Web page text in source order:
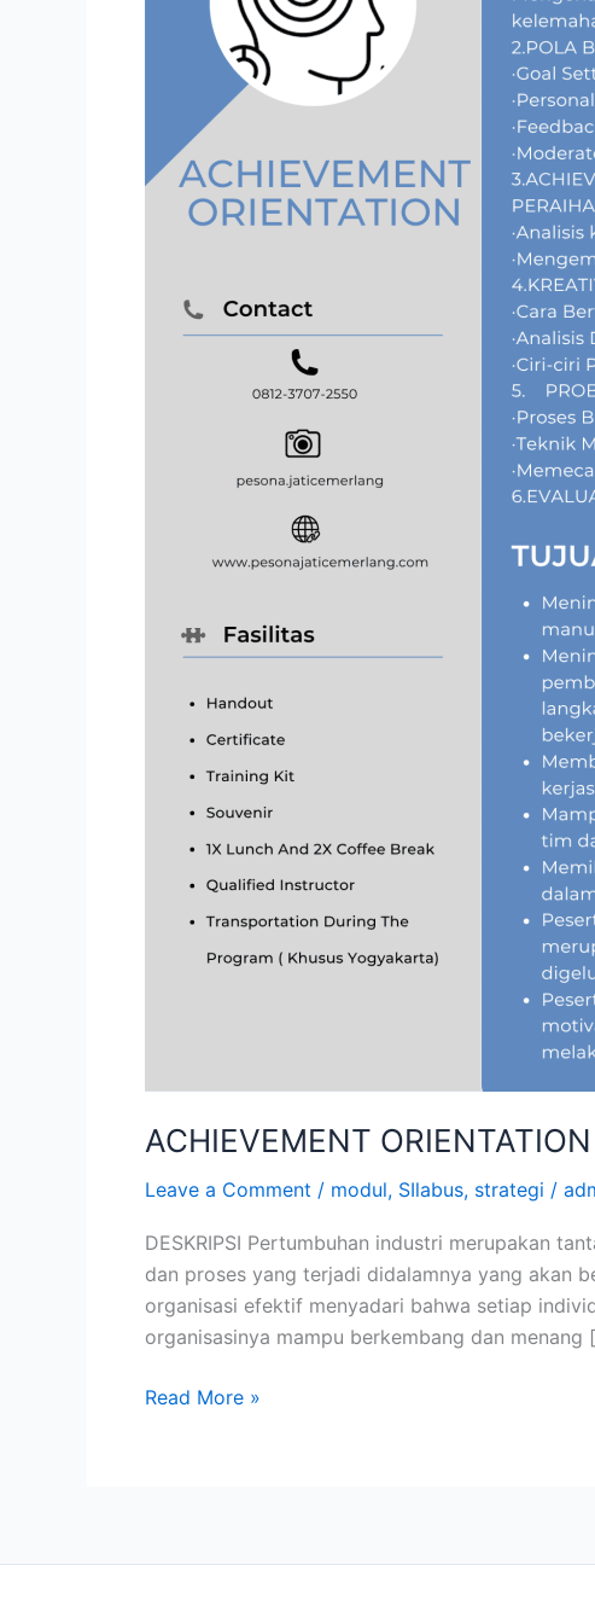
ACHIEVEMENT ORIENTATION
Leave a Comment / modul, SIlabus, strategi /
DESKRIPSI Pertumbuhan industri merupakan
dan proses yang terjadi didalamnya yang akan
organisasi efektif menyadari bahwa setiap
organisasinya mampu berkembang dan menang
Read More »